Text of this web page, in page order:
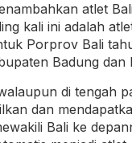
atlet
kali ini adalah
Porprov Bali
Badung dan
di tengah
dan
Bali ke